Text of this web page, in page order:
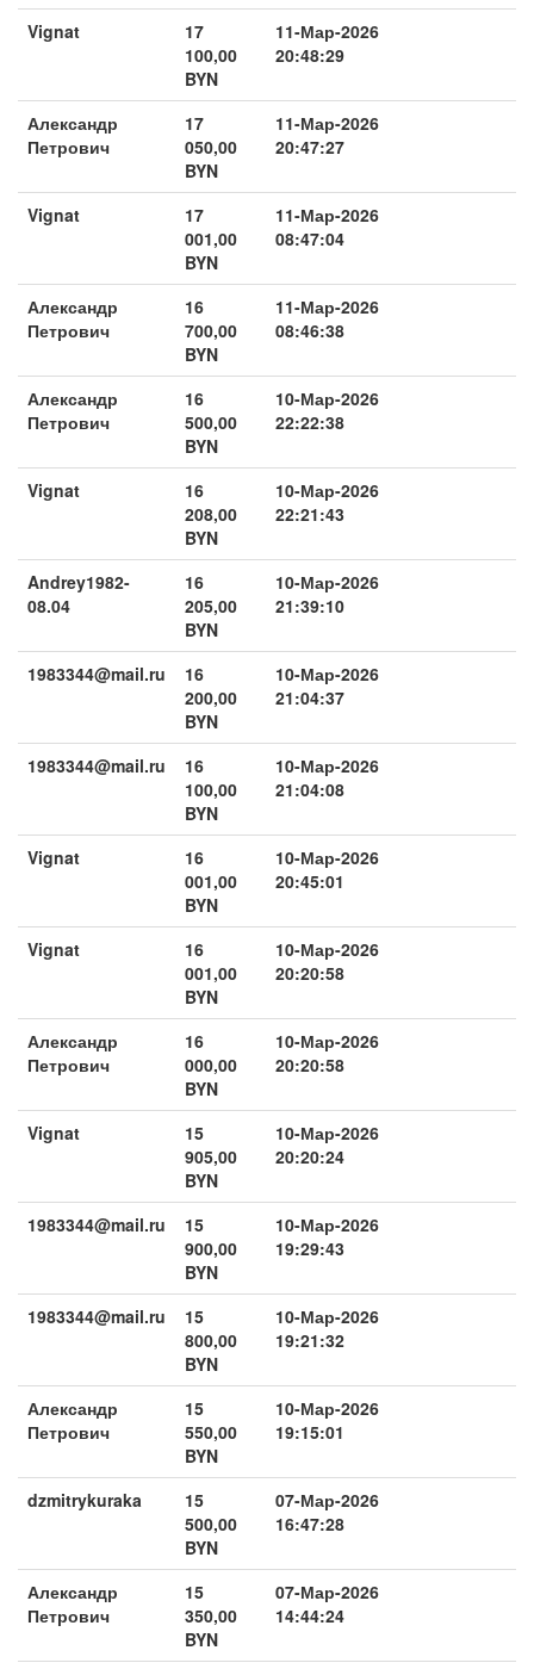
Vignat
17
100,00
BYN
11-Мар-2026
20:48:29
Александр
Петрович
17
050,00
BYN
11-Мар-2026
20:47:27
Vignat
17
001,00
BYN
11-Мар-2026
08:47:04
Александр
Петрович
16
700,00
BYN
11-Мар-2026
08:46:38
Александр
Петрович
16
500,00
BYN
10-Мар-2026
22:22:38
Vignat
16
208,00
BYN
10-Мар-2026
22:21:43
Andrey1982-
08.04
16
205,00
BYN
10-Мар-2026
21:39:10
1983344@mail.ru
16
200,00
BYN
10-Мар-2026
21:04:37
1983344@mail.ru
16
100,00
BYN
10-Мар-2026
21:04:08
Vignat
16
001,00
BYN
10-Мар-2026
20:45:01
Vignat
16
001,00
BYN
10-Мар-2026
20:20:58
Александр
Петрович
16
000,00
BYN
10-Мар-2026
20:20:58
Vignat
15
905,00
BYN
10-Мар-2026
20:20:24
1983344@mail.ru
15
900,00
BYN
10-Мар-2026
19:29:43
1983344@mail.ru
15
800,00
BYN
10-Мар-2026
19:21:32
Александр
Петрович
15
550,00
BYN
10-Мар-2026
19:15:01
dzmitrykuraka
15
500,00
BYN
07-Мар-2026
16:47:28
Александр
Петрович
15
350,00
BYN
07-Мар-2026
14:44:24